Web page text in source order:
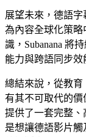
展望未來，德語
為內容全球化策
識，Subanana 將
能力與跨語同步效
總結來說，從教
有其不可取代的價
提供了一套完整
是想讓德語影片